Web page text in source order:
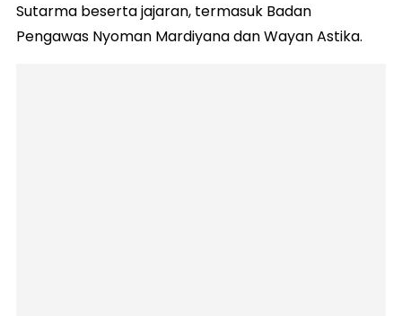
Sutarma beserta jajaran, termasuk Badan
Pengawas Nyoman Mardiyana dan Wayan Astika.